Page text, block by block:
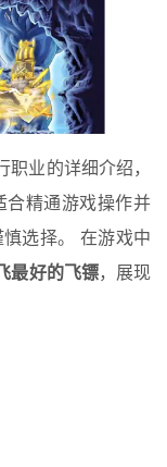
业的详细介绍，
合精通游戏操作并
选择。 在游戏中
最好的飞镖，展现